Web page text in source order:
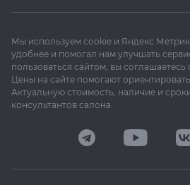
Мы используем cookie и Яндекс
удобнее и помогал нам улучшать
пользоваться сайтом, вы соглашаетесь
Цены на сайте помогают
Актуальную стоимость, наличие и
консультантов салона.